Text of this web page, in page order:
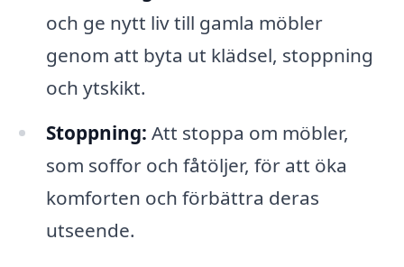
och ge nytt liv till gamla möbler
genom att byta ut klädsel, stoppning
och ytskikt.
Stoppning: Att stoppa om möbler,
som soffor och fåtöljer, för att öka
komforten och förbättra deras
utseende.